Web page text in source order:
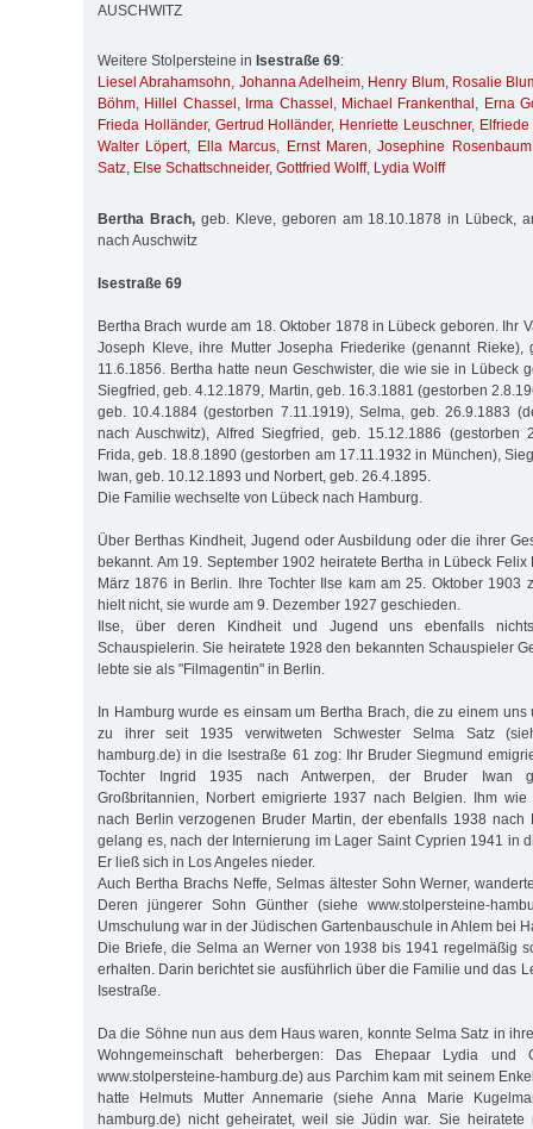
AUSCHWITZ
Weitere Stolpersteine in Isestraße 69:
Liesel Abrahamsohn, Johanna Adelheim, Henry Blum, Rosalie
Böhm, Hillel Chassel , Irma Chassel , Michael Frankenthal , Erna
Frieda Holländer, Gertrud Holländer, Henriette Leuschner,
Walter Löpert, Ella Marcus, Ernst Maren,Josephine Rosenbaum
Satz, Else Schattschneider, Gottfried Wolff, Lydia Wolff
Bertha Brach,geb. Kleve, geboren am 18.10.1878 in Lübeck,
nach Auschwitz
Isestraße 69
Bertha Brach wurde am 18. Oktober 1878 in Lübeck geboren. Ihr
Joseph Kleve, ihre Mutter Josepha Friederike (genannt Rieke),
11.6.1856. Bertha hatte neun Geschwister, die wie sie in Lübeck
Siegfried, geb. 4.12.1879, Martin, geb. 16.3.1881 (gestorben
geb. 10.4.1884 (gestorben 7.11.1919), Selma, geb. 26.9.1883
nach Auschwitz), Alfred Siegfried, geb. 15.12.1886 (gestorben
Frida, geb. 18.8.1890 (gestorben am 17.11.1932 in München),
Iwan, geb. 10.12.1893 und Norbert, geb. 26.4.1895.
Die Familie wechselte von Lübeck nach Hamburg.
Über Berthas Kindheit, Jugend oder Ausbildung oder die ihrer
bekannt. Am 19. September 1902 heiratete Bertha in Lübeck
März 1876 in Berlin. Ihre Tochter Ilse kam am 25. Oktober 1903
hielt nicht, sie wurde am 9. Dezember 1927 geschieden.
Ilse, über deren Kindheit und Jugend uns ebenfalls
Schauspielerin. Sie heiratete 1928 den bekannten Schauspieler
lebte sie als "Filmagentin" in Berlin.
In Hamburg wurde es einsam um Bertha Brach, die zu einem uns
zu ihrer seit 1935 verwitweten Schwester Selma Satz
hamburg.de) in die Isestraße 61 zog: Ihr Bruder Siegmund
Tochter Ingrid 1935 nach Antwerpen, der Bruder Iwan
Großbritannien, Norbert emigrierte 1937 nach Belgien. Ihm
nach Berlin verzogenen Bruder Martin, der ebenfalls 1938 nach
gelang es, nach der Internierung im Lager Saint Cyprien 1941 in
Er ließ sich in Los Angeles nieder.
Auch Bertha Brachs Neffe, Selmas ältester Sohn Werner,
Deren jüngerer Sohn Günther (siehe www.stolpersteine-
Umschulung war in der Jüdischen Gartenbauschule in Ahlem bei
Die Briefe, die Selma an Werner von 1938 bis 1941 regelmäßig
erhalten. Darin berichtet sie ausführlich über die Familie und das
Isestraße.
Da die Söhne nun aus dem Haus waren, konnte Selma Satz in
Wohngemeinschaft beherbergen: Das Ehepaar Lydia und
www.stolpersteine-hamburg.de) aus Parchim kam mit seinem
hatte Helmuts Mutter Annemarie (siehe Anna Marie
hamburg.de) nicht geheiratet, weil sie Jüdin war. Sie